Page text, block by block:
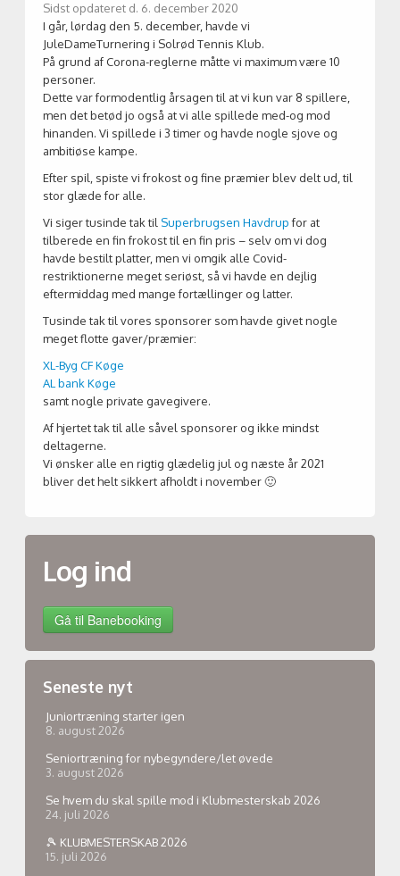
Sidst opdateret d. 6. december 2020
I går, lørdag den 5. december, havde vi
JuleDameTurnering i Solrød Tennis Klub.
På grund af Corona-reglerne måtte vi maximum være 10
personer.
Dette var formodentlig årsagen til at vi kun var 8 spillere,
men det betød jo også at vi alle spillede med-og mod
hinanden. Vi spillede i 3 timer og havde nogle sjove og
ambitiøse kampe.
Efter spil, spiste vi frokost og fine præmier blev delt ud, til
stor glæde for alle.
Vi siger tusinde tak til Superbrugsen Havdrupfor at
tilberede en fin frokost til en fin pris – selv om vi dog
havde bestilt platter, men vi omgik alle Covid-
restriktionerne meget seriøst, så vi havde en dejlig
eftermiddag med mange fortællinger og latter.
Tusinde tak til vores sponsorer som havde givet nogle
meget flotte gaver/præmier:
XL-Byg CF Køge
AL bank Køge
samt nogle private gavegivere.
Af hjertet tak til alle såvel sponsorer og ikke mindst
deltagerne.
Vi ønsker alle en rigtig glædelig jul og næste år 2021
bliver det helt sikkert afholdt i november 🙂
Log ind
Seneste nyt
Juniortræning starter igen
8. august 2026
Seniortræning for nybegyndere/let øvede
3. august 2026
Se hvem du skal spille mod i Klubmesterskab 2026
24. juli 2026
🎾 KLUBMESTERSKAB 2026
15. juli 2026